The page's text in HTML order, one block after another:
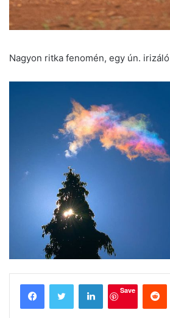
Nagyon ritka fenomén, egy ún.
LinkedIn
Save